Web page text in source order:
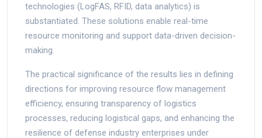
technologies (LogFAS, RFID, data analytics) is
substantiated. These solutions enable real-time
resource monitoring and support data-driven decision-
making.
The practical significance of the results lies in defining
directions for improving resource flow management
efficiency, ensuring transparency of logistics
processes, reducing logistical gaps, and enhancing the
resilience of defense industry enterprises under